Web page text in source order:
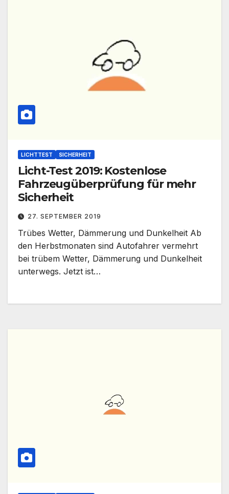
LICHTTEST SICHERHEIT
Licht-Test 2019: Kostenlose
Fahrzeugüberprüfung für mehr
Sicherheit
27. SEPTEMBER 2019
Trübes Wetter, Dämmerung und Dunkelheit Ab
den Herbstmonaten sind Autofahrer vermehrt
bei trübem Wetter, Dämmerung und Dunkelheit
unterwegs. Jetzt ist…